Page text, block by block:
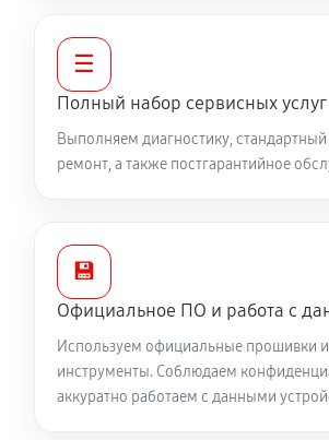
☰
Полный набор сервисных услуг
Выполняем диагностику,
ремонт, а также постгарантийное
💾
Официальное ПО и работа с
Используем официальные прошивки
инструменты. Соблюдаем
аккуратно работаем с данными